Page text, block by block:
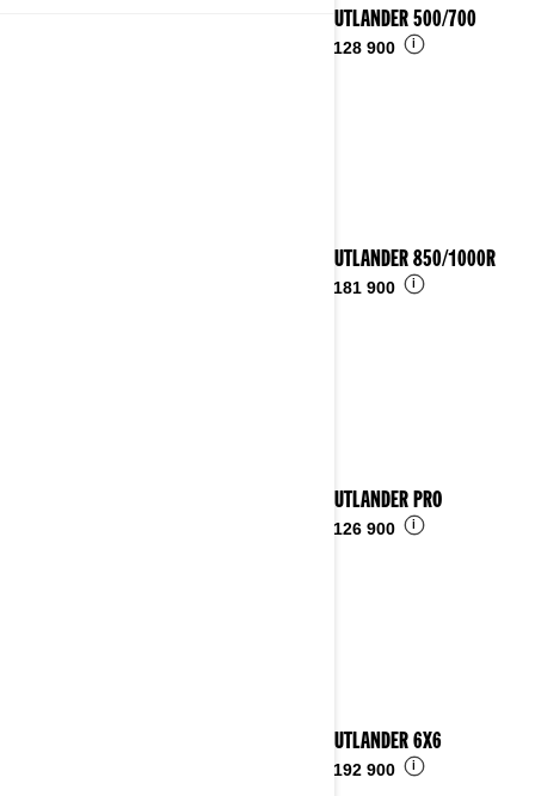
2026 OUTLANDER 500/700
kr 128 900 i
2026 OUTLANDER 850/1000R
kr 181 900 i
2026 OUTLANDER PRO
kr 126 900 i
2026 OUTLANDER 6X6
kr 192 900 i